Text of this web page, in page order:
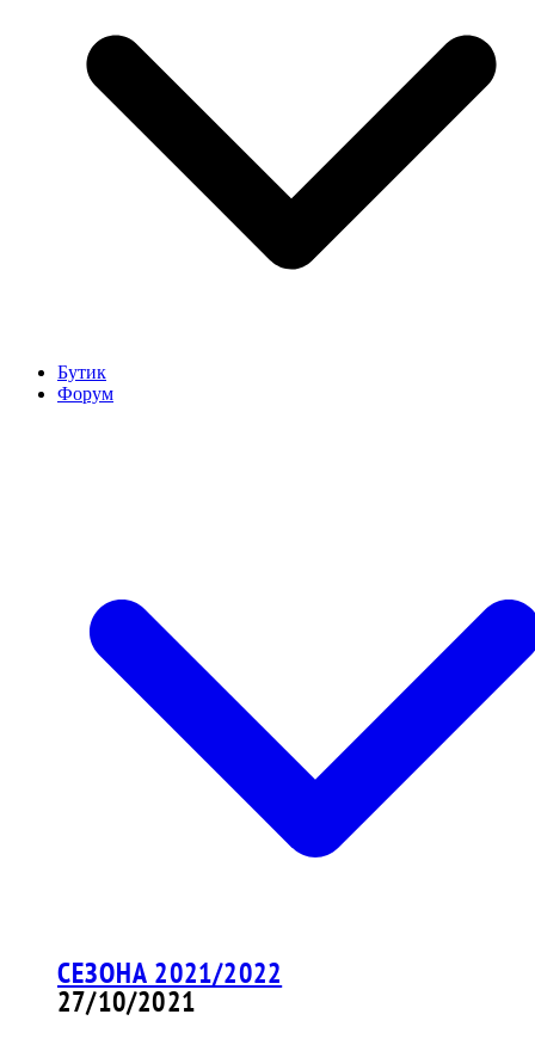
Бутик
Форум
СЕЗОНА 2021/2022
27/10/2021